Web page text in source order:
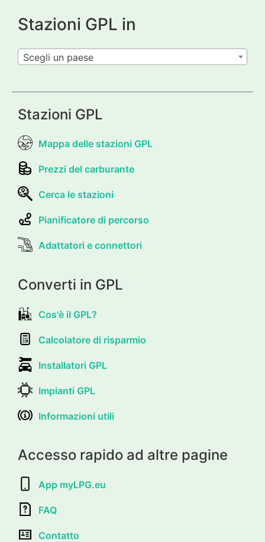
Stazioni GPL in
Scegli un paese
Stazioni GPL
Mappa delle stazioni GPL
Prezzi del carburante
Cerca le stazioni
Pianificatore di percorso
Adattatori e connettori
Converti in GPL
Cos'è il GPL?
Calcolatore di risparmio
Installatori GPL
Impianti GPL
Informazioni utili
Accesso rapido ad altre pagine
App myLPG.eu
FAQ
Contatto